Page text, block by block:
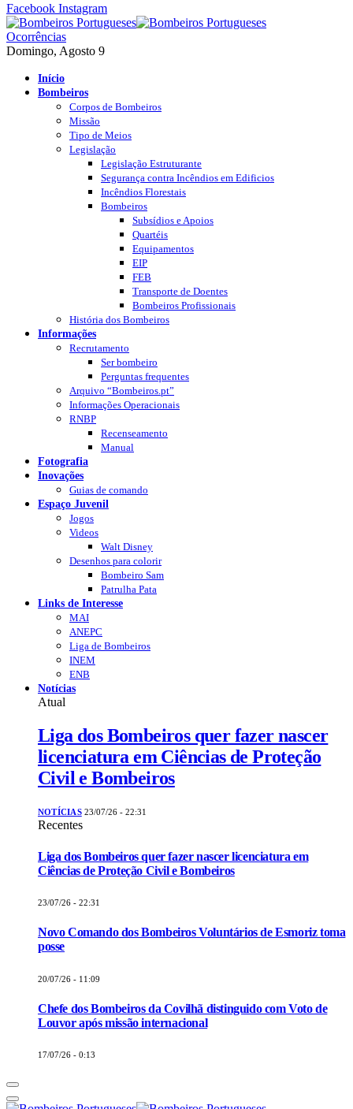
Facebook Instagram
Ocorrências
Domingo, Agosto 9
Início
Bombeiros
Corpos de Bombeiros
Missão
Tipo de Meios
Legislação
Legislação Estruturante
Segurança contra Incêndios em Edificios
Incêndios Florestais
Bombeiros
Subsídios e Apoios
Quartéis
Equipamentos
EIP
FEB
Transporte de Doentes
Bombeiros Profissionais
História dos Bombeiros
Informações
Recrutamento
Ser bombeiro
Perguntas frequentes
Arquivo “Bombeiros.pt”
Informações Operacionais
RNBP
Recenseamento
Manual
Fotografia
Inovações
Guias de comando
Espaço Juvenil
Jogos
Videos
Walt Disney
Desenhos para colorir
Bombeiro Sam
Patrulha Pata
Links de Interesse
MAI
ANEPC
Liga de Bombeiros
INEM
ENB
Notícias
Atual
Liga dos Bombeiros quer fazer nascer
licenciatura em Ciências de Proteção
Civil e Bombeiros
NOTÍCIAS 23/07/26 - 22:31
Recentes
Liga dos Bombeiros quer fazer nascer licenciatura em
Ciências de Proteção Civil e Bombeiros
23/07/26 - 22:31
Novo Comando dos Bombeiros Voluntários de Esmoriz toma
posse
20/07/26 - 11:09
Chefe dos Bombeiros da Covilhã distinguido com Voto de
Louvor após missão internacional
17/07/26 - 0:13